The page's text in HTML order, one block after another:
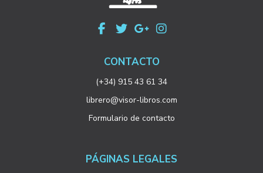
CONTACTO
(+34) 915 43 61 34
librero@visor-libros.com
Formulario de contacto
PÁGINAS LEGALES